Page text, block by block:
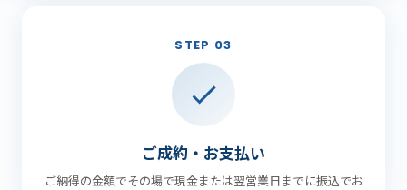
STEP 03
ご成約・お支払い
ご納得の金額でその場で現金または翌営業日までに振込でお